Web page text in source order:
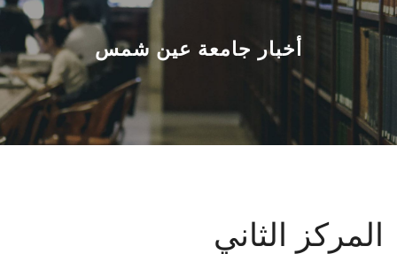
القطاعـات
الشئون الأكاديمية
البحث العلمي
أخبار جامعة عين شمس
المركز الثاني